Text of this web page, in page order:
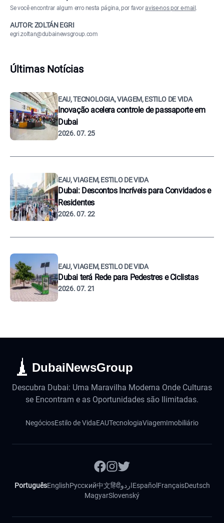
Se você encontrar algum erro nesta página, por favoravise-nos por e-mail .
AUTOR: ZOLTÁN EGRI
egri.zoltan@dubainewsgroup.com
Últimas Notícias
EAU, TECNOLOGIA, VIAGEM, ESTILO DE VIDA
Inovação acelera controle de passaporte em
Dubai
2026. 07. 25
EAU, VIAGEM, ESTILO DE VIDA
Dubai: Descontos Incríveis para Convidados e
Residentes
2026. 07. 22
EAU, VIAGEM, ESTILO DE VIDA
Dubai terá Rede para Pedestres e Ciclistas
2026. 07. 21
DubaiNewsGroup
Descubra Dubai: Uma Maravilha Moderna Onde Culturas
se Encontram e as Oportunidades são Ilimitadas.
NegóciosEstilo de VidaEAUTecnologiaViagemImobiliário
PortuguêsEnglishРусский中文हिंदीاردوEspañol FrançaisDeutsch
MagyarSlovenský